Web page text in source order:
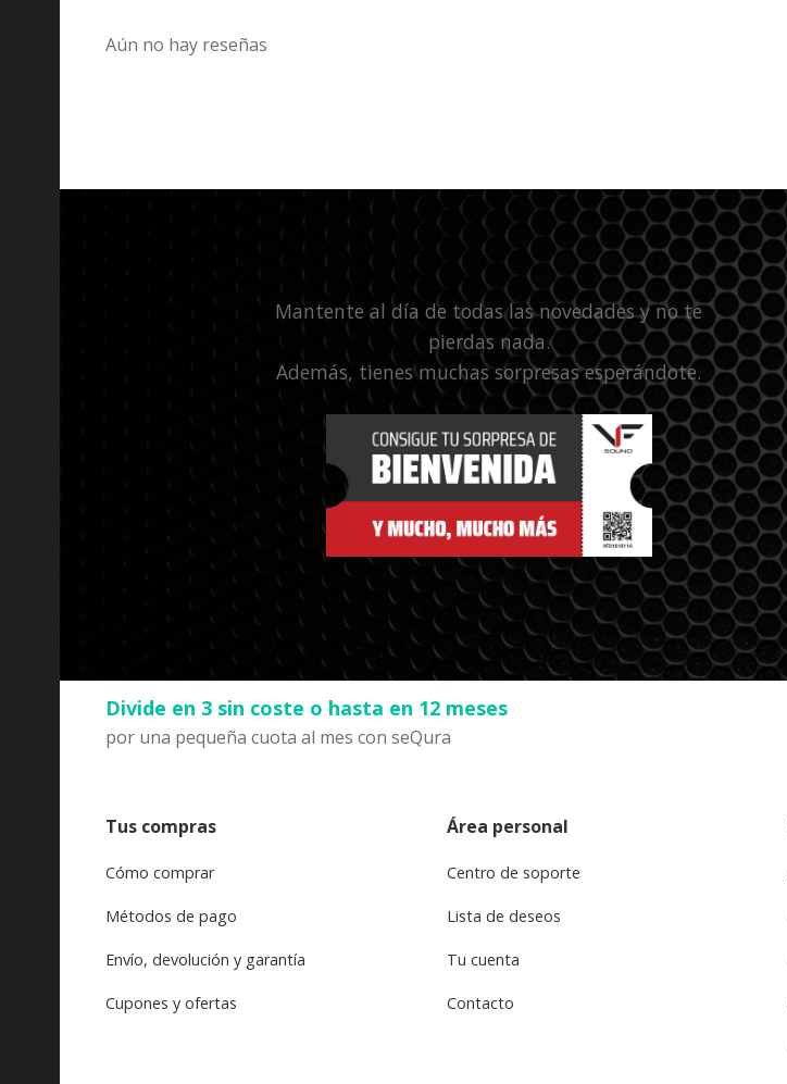
Aún no hay reseñas
Mantente al día de todas las novedades y no te
pierdas nada.
Además, tienes muchas sorpresas esperándote.
Divide en 3 sin coste o hasta en 12 meses
por una pequeña cuota al mes con seQura
Tus compras
Cómo comprar
Métodos de pago
Envío, devolución y garantía
Cupones y ofertas
Área personal
Centro de soporte
Lista de deseos
Tu cuenta
Contacto